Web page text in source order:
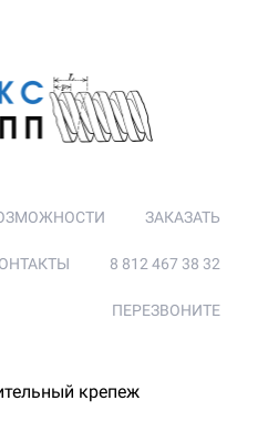
ЗАКАЗАТЬ
8 812 467 38 32
ПЕРЕЗВОНИТЕ
крепеж